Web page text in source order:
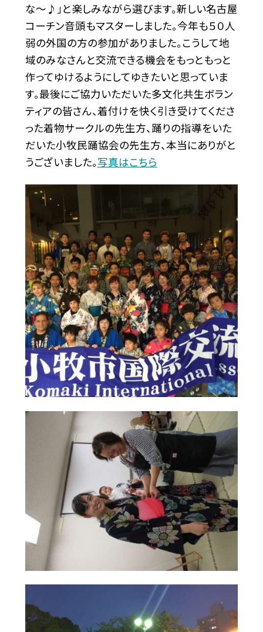
な〜♪」と楽しみながら選びます。新しい名古屋
コーチン音頭もマスターしました。今年も５０人
弱の外国の方の参加がありました。こうして地
域のみなさんと交流できる機会をもっともっと
作ってゆけるようにしてゆきたいと思っていま
す。最後にご協力いただいた多文化共生ボラン
ティアの皆さん、着付けを快く引き受けてくださ
った着物サークルの先生方、踊りの指導をいた
だいた小牧民踊協会の先生方、本当にありがと
うございました。写真はこちら